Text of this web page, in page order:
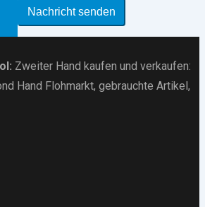
Nachricht senden
: Zweiter Hand kaufen und verkaufen:
Hand Flohmarkt, gebrauchte Artikel,